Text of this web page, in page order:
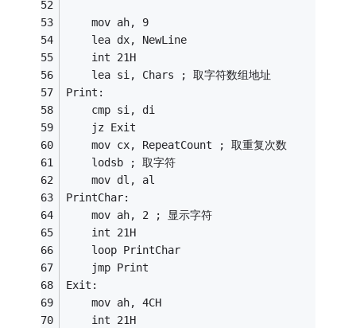
	mov ah, 9
	lea dx, NewLine
	int 21H
	lea si, Chars ; 取字符数组地址
Print:
	cmp si, di
	jz Exit
	mov cx, RepeatCount ; 取重复次数
	lodsb ; 取字符
	mov dl, al
PrintChar:
	mov ah, 2 ; 显示字符
	int 21H
	loop PrintChar
	jmp Print
Exit:
	mov ah, 4CH
	int 21H